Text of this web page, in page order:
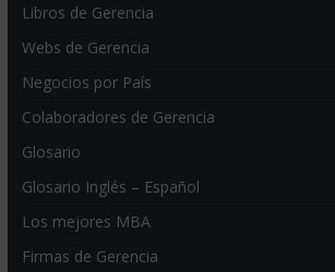
Libros de Gerencia
Webs de Gerencia
Negocios por País
Colaboradores de Gerencia
Glosario
Glosario Inglés – Español
Los mejores MBA
Firmas de Gerencia